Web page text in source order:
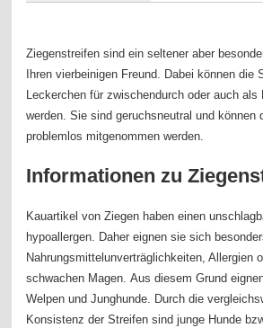
Ziegenstreifen sind ein seltener aber
Ihren vierbeinigen Freund. Dabei können die
Leckerchen für zwischendurch oder auch als
werden. Sie sind geruchsneutral und können
problemlos mitgenommen werden.
Informationen zu
Kauartikel von Ziegen haben einen
hypoallergen. Daher eignen sie sich
Nahrungsmittelunverträglichkeiten, Allergien
schwachen Magen. Aus diesem Grund
Welpen und Junghunde. Durch die
Konsistenz der Streifen sind junge Hunde